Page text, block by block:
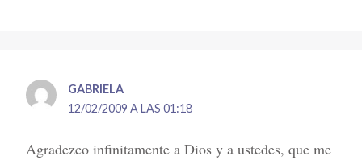
GABRIELA
12/02/2009 A LAS 01:18
Agradezco infinitamente a Dios y a ustedes, que me